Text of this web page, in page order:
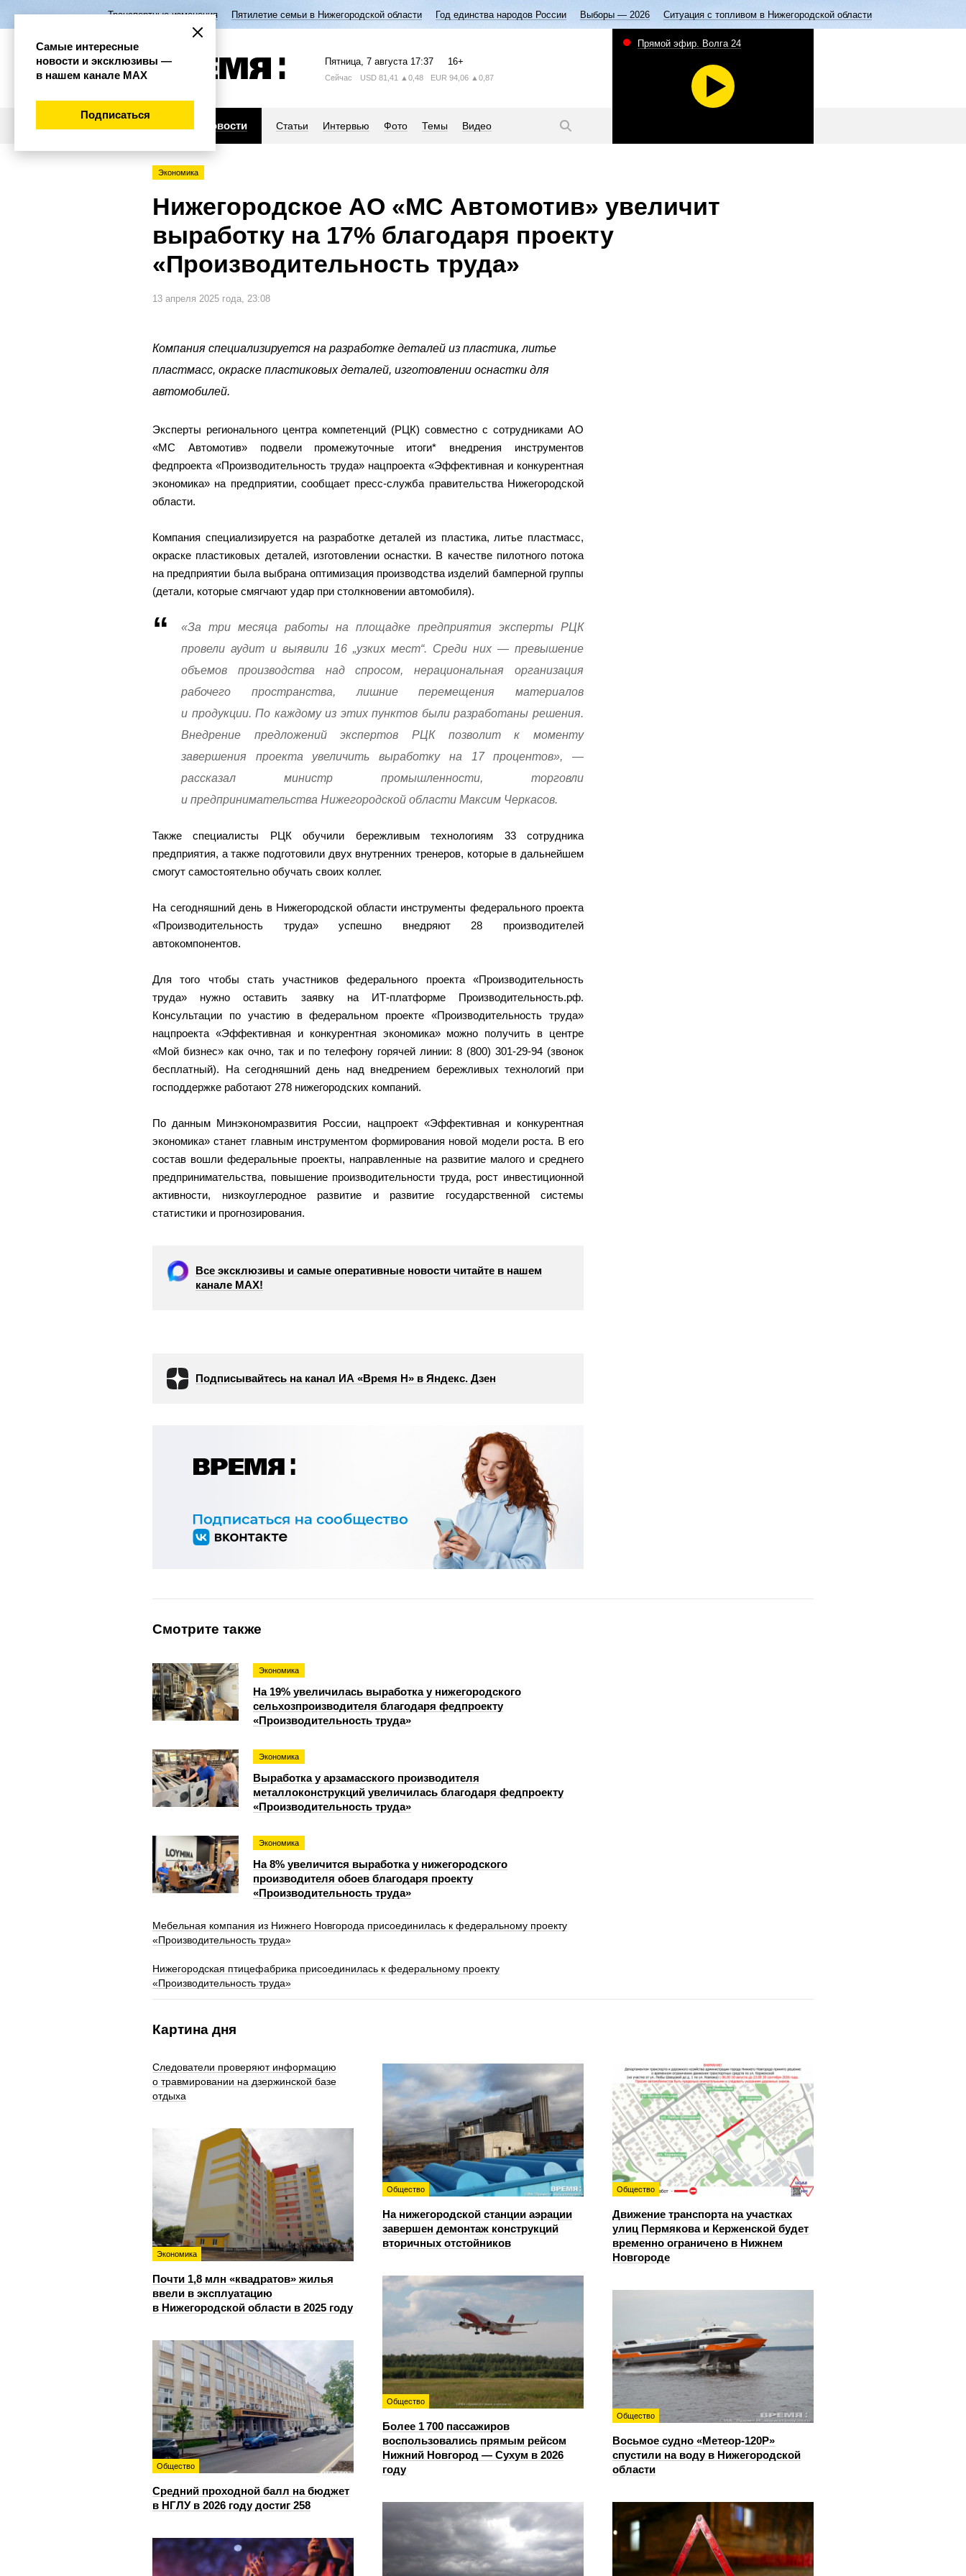
Транспортные изменения Пятилетие семьи в Нижегородской области Год единства народов России Выборы — 2026 Ситуация с топливом в Нижегородской области
Пятница, 7 августа 17:37 16+
Сейчас USD 81,41 ▲0,48 EUR 94,06 ▲0,87
Новости Статьи Интервью Фото Темы Видео
Прямой эфир. Волга 24
Экономика
Нижегородское АО «МС Автомотив» увеличит
выработку на 17% благодаря проекту
«Производительность труда»
13 апреля 2025 года, 23:08
Компания специализируется на разработке деталей из пластика, литье
пластмасс, окраске пластиковых деталей, изготовлении оснастки для
автомобилей.
Эксперты регионального центра компетенций (РЦК) совместно с сотрудниками АО
«МС Автомотив» подвели промежуточные итоги* внедрения инструментов
федпроекта «Производительность труда» нацпроекта «Эффективная и конкурентная
экономика» на предприятии, сообщает пресс-служба правительства Нижегородской
области.
Компания специализируется на разработке деталей из пластика, литье пластмасс,
окраске пластиковых деталей, изготовлении оснастки. В качестве пилотного потока
на предприятии была выбрана оптимизация производства изделий бамперной группы
(детали, которые смягчают удар при столкновении автомобиля).
«За три месяца работы на площадке предприятия эксперты РЦК
провели аудит и выявили 16 „узких мест“. Среди них — превышение
объемов производства над спросом, нерациональная организация
рабочего пространства, лишние перемещения материалов
и продукции. По каждому из этих пунктов были разработаны решения.
Внедрение предложений экспертов РЦК позволит к моменту
завершения проекта увеличить выработку на 17 процентов», —
рассказал министр промышленности, торговли
и предпринимательства Нижегородской области Максим Черкасов.
Также специалисты РЦК обучили бережливым технологиям 33 сотрудника
предприятия, а также подготовили двух внутренних тренеров, которые в дальнейшем
смогут самостоятельно обучать своих коллег.
На сегодняшний день в Нижегородской области инструменты федерального проекта
«Производительность труда» успешно внедряют 28 производителей
автокомпонентов.
Для того чтобы стать участников федерального проекта «Производительность
труда» нужно оставить заявку на ИТ-платформе Производительность.рф.
Консультации по участию в федеральном проекте «Производительность труда»
нацпроекта «Эффективная и конкурентная экономика» можно получить в центре
«Мой бизнес» как очно, так и по телефону горячей линии: 8 (800) 301-29-94 (звонок
бесплатный). На сегодняшний день над внедрением бережливых технологий при
господдержке работают 278 нижегородских компаний.
По данным Минэкономразвития России, нацпроект «Эффективная и конкурентная
экономика» станет главным инструментом формирования новой модели роста. В его
состав вошли федеральные проекты, направленные на развитие малого и среднего
предпринимательства, повышение производительности труда, рост инвестиционной
активности, низкоуглеродное развитие и развитие государственной системы
статистики и прогнозирования.
Все эксклюзивы и самые оперативные новости читайте в нашем
канале МАХ!
Подписывайтесь на канал ИА «Время Н» в Яндекс. Дзен
Смотрите также
Экономика
На 19% увеличилась выработка у нижегородского
сельхозпроизводителя благодаря федпроекту
«Производительность труда»
Экономика
Выработка у арзамасского производителя
металлоконструкций увеличилась благодаря федпроекту
«Производительность труда»
Экономика
На 8% увеличится выработка у нижегородского
производителя обоев благодаря проекту
«Производительность труда»
Мебельная компания из Нижнего Новгорода присоединилась к федеральному проекту
«Производительность труда»
Нижегородская птицефабрика присоединилась к федеральному проекту
«Производительность труда»
Картина дня
Следователи проверяют информацию
о травмировании на дзержинской базе
отдыха
Общество
На нижегородской станции аэрации
завершен демонтаж конструкций
вторичных отстойников
Общество
Движение транспорта на участках
улиц Пермякова и Керженской будет
временно ограничено в Нижнем
Новгороде
Экономика
Почти 1,8 млн «квадратов» жилья
ввели в эксплуатацию
в Нижегородской области в 2025 году
Общество
Более 1 700 пассажиров
воспользовались прямым рейсом
Нижний Новгород — Сухум в 2026
году
Общество
Восьмое судно «Метеор-120Р»
спустили на воду в Нижегородской
области
Общество
Средний проходной балл на бюджет
в НГЛУ в 2026 году достиг 258
Самые интересные
новости и эксклюзивы —
в нашем канале МАХ
Подписаться